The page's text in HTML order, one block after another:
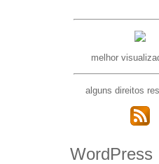
melhor
alguns direitos
WordPress